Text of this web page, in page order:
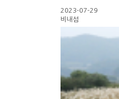
2023-07-29
비내섬